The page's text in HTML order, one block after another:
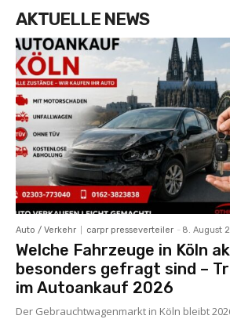
AKTUELLE NEWS
Auto / Verkehr carpr presseverteiler - 8. August
Welche Fahrzeuge in Köln
besonders gefragt sind –
im Autoankauf 2026
Der Gebrauchtwagenmarkt in Köln bleibt